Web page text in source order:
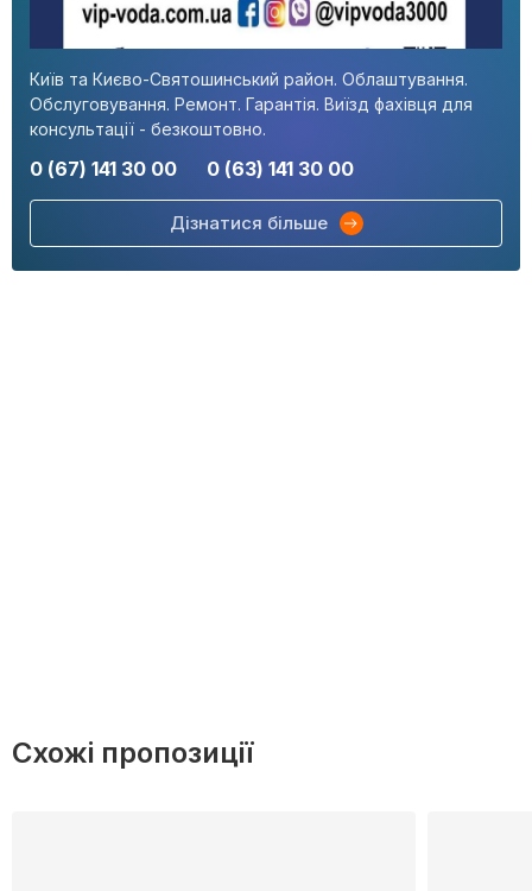
Київ та Києво-Святошинський район. Облаштування.
Обслуговування. Ремонт. Гарантія. Виїзд фахівця для
консультації - безкоштовно.
0 (67) 141 30 00 0 (63) 141 30 00
Дізнатися більше
Схожі пропозиції